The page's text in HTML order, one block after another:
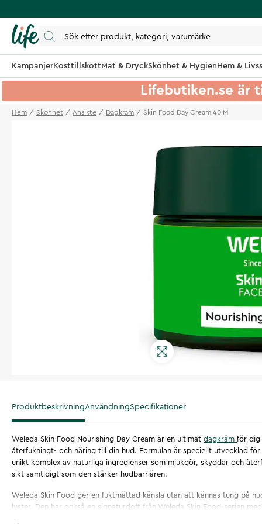
KampanjerKosttillskottMat & DryckSkönhet & HygienHem &
Lifebutiken.se är
Hem Skonhet Ansikte Dagkram Skin Food Day Cream 40 Ml
ProduktbeskrivningAnvändningSpecifikationer
Weleda Skin Food Nourishing Day Cream är en ultimat dagkräm för dig
återfukningt- och näring till din hud. Formulan är speciellt utvecklad
unikt komplex av naturliga ingredienser som mjukgör, skyddar och
sikt samtidigt som den stärker hudbarriären.
Weleda Skin Food ger en fuktmättad känsla utan att kännas tung på
lyster. Den har också en signaturdoft från Weleda Skin Food-serien